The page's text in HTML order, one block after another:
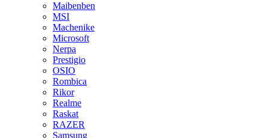
Maibenben
MSI
Machenike
Microsoft
Nerpa
Prestigio
OSIO
Rombica
Rikor
Realme
Raskat
RAZER
Samsung